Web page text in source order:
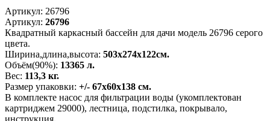
Артикул: 26796
Артикул: 26796
Квадратный каркасный бассейн для дачи модель 26796 серого
цвета.
Ширина,длина,высота: 503х274х122см.
Объём(90%): 13365 л.
Вес: 113,3 кг.
Размер упаковки: +/- 67х60х138 см.
В комплекте насос для фильтрации воды (укомплектован
картриджем 29000), лестница, подстилка, покрывало,